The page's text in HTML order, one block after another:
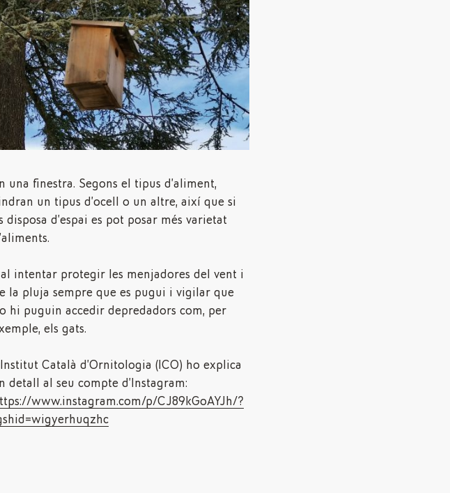
una finestra. Segons el tipus d’aliment,
un tipus d’ocell o un altre, així que si
disposa d’espai es pot posar més varietat
intentar protegir les menjadores del vent i
la pluja sempre que es pugui i vigilar que
hi puguin accedir depredadors com, per
els gats.
Català d’Ornitologia (ICO) ho explica
detall al seu compte d’Instagram:
www.instagram.com/p/CJ89kGoAYJh/?